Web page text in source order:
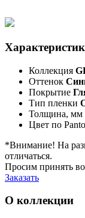
Коллекция
Оттенок
Покрытие
Тип пленки
Толщина, мм
Цвет по
*Внимание! На
отличаться.
Просим принять
Заказать
О коллекции